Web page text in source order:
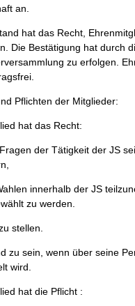
an.
hat das Recht,
Die Bestätigung hat durch
zu erfolgen.
Pflichten der Mitglieder:
hat das Recht:
der Tätigkeit der JS
innerhalb der JS
zu werden.
stellen.
zu sein, wenn über seine
wird.
hat die Pflicht :